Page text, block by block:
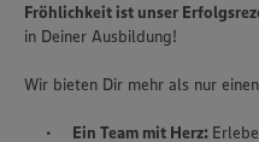
Fröhlichkeit ist unser
in Deiner Ausbildung!
Wir bieten Dir mehr als nur
Ein Team mit Herz: